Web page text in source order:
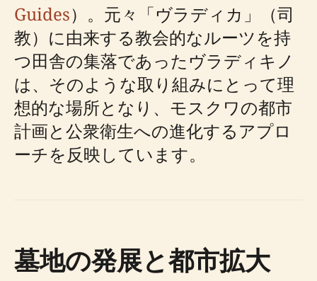
Guides）。元々「ヴラディカ」（司
教）に由来する教会的なルーツを持
つ田舎の集落であったヴラディキノ
は、そのような取り組みにとって理
想的な場所となり、モスクワの都市
計画と公衆衛生への進化するアプロ
ーチを反映しています。
墓地の発展と都市拡大